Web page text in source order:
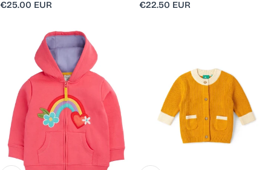
Precio
€25.00 EUR
Precio
€22.50 EUR